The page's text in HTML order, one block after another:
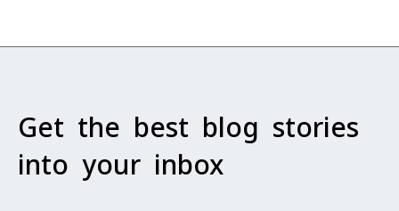
Get the best blog stories
into your inbox